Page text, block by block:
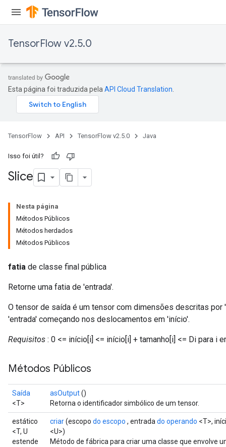
TensorFlow v2.5.0
Esta página foi traduzida pela API Cloud Translation
TensorFlow API TensorFlow v2.5.0 Java
Isso foi útil?
Slice
Nesta página
Métodos Públicos
Métodos herdados
Métodos Públicos
fatia de classe final pública
Retorne uma fatia de 'entrada'.
O tensor de saída é um tensor com dimensões descritas
'entrada' começando nos deslocamentos em 'início'.
Requisitos : 0 <= início[i] <= início[i] + tamanho[i] <= Di para i
Métodos Públicos
Saída
<T>
asOutput()
Retorna o identificador simbólico de um tensor.
estático
<T, U
estende
criar(escopo do escopo , entrada do operando <T>,
<U>)
Método de fábrica para criar uma classe que envolve